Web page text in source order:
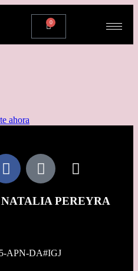
0
ahora
PEREYRA
APN-DA#IGJ